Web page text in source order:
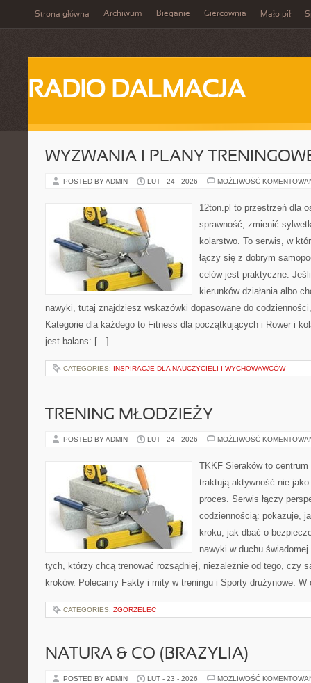
Strona główna Archiwum Bieganie Giercownia Mało pił
RADIO DALMACJA
WYZWANIA I PLANY
POSTED BY ADMIN LUT - 24 - 2026 MOŻLIWOŚĆ
12ton.pl to przestrzeń dla
sprawność, zmienić
kolarstwo. To serwis, w
łączy się z dobrym
celów jest praktyczne.
kierunków działania albo
nawyki, tutaj znajdziesz wskazówki dopasowane do
Kategorie dla każdego to Fitness dla początkujących i Rower i
jest balans: […]
CATEGORIES: INSPIRACJE DLA NAUCZYCIELI I WYCHOWAWCÓW
TRENING MŁODZIEŻY
POSTED BY ADMIN LUT - 24 - 2026 MOŻLIWOŚĆ
TKKF Sieraków to
traktują aktywność nie
proces. Serwis łączy
codziennością: pokazuje,
kroku, jak dbać o
nawyki w duchu
tych, którzy chcą trenować rozsądniej, niezależnie od tego, czy
kroków. Polecamy Fakty i mity w treningu i Sporty drużynowe.
CATEGORIES: ZGORZELEC
NATURA & CO (BRAZYLIA)
POSTED BY ADMIN LUT - 23 - 2026 MOŻLIWOŚĆ